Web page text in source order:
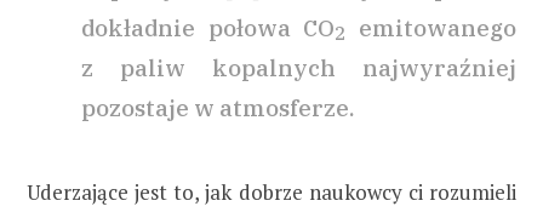
dokładnie połowa CO2
emitowanego
z paliw kopalnych najwyraźniej
pozostaje w atmosferze.
Uderzające jest to, jak dobrze naukowcy ci rozumieli